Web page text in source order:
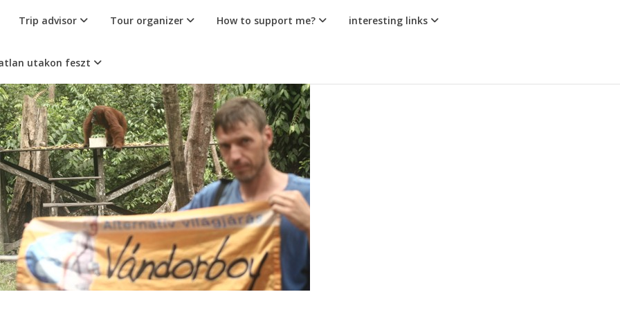
Trip advisor Tour organizer How to support me? interesting links
utakon feszt